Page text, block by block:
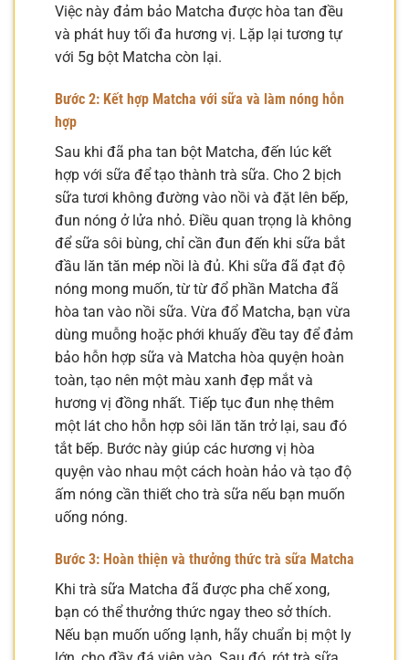
Việc này đảm bảo Matcha được hòa tan đều
và phát huy tối đa hương vị. Lặp lại tương tự
với 5g bột Matcha còn lại.
Bước 2: Kết hợp Matcha với sữa và làm nóng hỗn
hợp
Sau khi đã pha tan bột Matcha, đến lúc kết
hợp với sữa để tạo thành trà sữa. Cho 2 bịch
sữa tươi không đường vào nồi và đặt lên bếp,
đun nóng ở lửa nhỏ. Điều quan trọng là không
để sữa sôi bùng, chỉ cần đun đến khi sữa bắt
đầu lăn tăn mép nồi là đủ. Khi sữa đã đạt độ
nóng mong muốn, từ từ đổ phần Matcha đã
hòa tan vào nồi sữa. Vừa đổ Matcha, bạn vừa
dùng muỗng hoặc phới khuấy đều tay để đảm
bảo hỗn hợp sữa và Matcha hòa quyện hoàn
toàn, tạo nên một màu xanh đẹp mắt và
hương vị đồng nhất. Tiếp tục đun nhẹ thêm
một lát cho hỗn hợp sôi lăn tăn trở lại, sau đó
tắt bếp. Bước này giúp các hương vị hòa
quyện vào nhau một cách hoàn hảo và tạo độ
ấm nóng cần thiết cho trà sữa nếu bạn muốn
uống nóng.
Bước 3: Hoàn thiện và thưởng thức trà sữa Matcha
Khi trà sữa Matcha đã được pha chế xong,
bạn có thể thưởng thức ngay theo sở thích.
Nếu bạn muốn uống lạnh, hãy chuẩn bị một ly